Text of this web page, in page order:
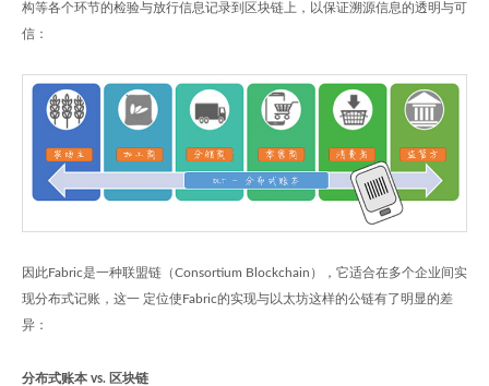
构等各个环节的检验与放行信息记录到区块链上，以保证溯源信息的透明与可
信：
因此Fabric是一种联盟链（Consortium Blockchain），它适合在多个企业间实
现分布式记账，这一 定位使Fabric的实现与以太坊这样的公链有了明显的差
异：
分布式账本 vs. 区块链